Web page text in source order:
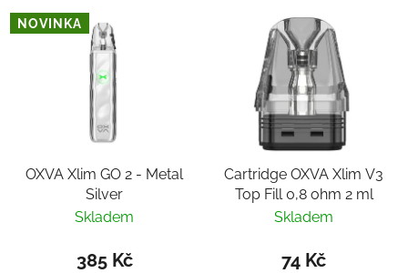
NOVINKA
OXVA Xlim GO 2 - Metal
Silver
Skladem
385 Kč
Cartridge OXVA Xlim V3
Top Fill 0,8 ohm 2 ml
Skladem
74 Kč